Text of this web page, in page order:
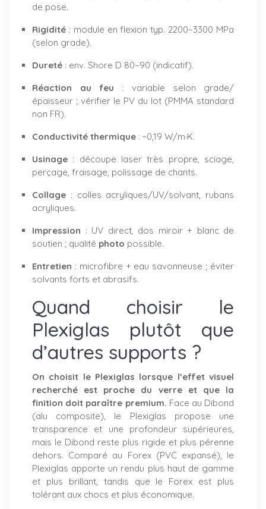
de pose.
Rigidité : module en flexion typ. 2200–3300 MPa
(selon grade).
Dureté : env. Shore D 80–90 (indicatif).
Réaction au feu : variable selon grade/
épaisseur ; vérifier le PV du lot (PMMA standard
non FR).
Conductivité thermique : ~0,19 W/m·K.
Usinage : découpe laser très propre, sciage,
perçage, fraisage, polissage de chants.
Collage : colles acryliques/UV/solvant, rubans
acryliques.
Impression : UV direct, dos miroir + blanc de
soutien ; qualité photo possible.
Entretien : microfibre + eau savonneuse ; éviter
solvants forts et abrasifs.
Quand choisir le
Plexiglas plutôt que
d’autres supports ?
On choisit le Plexiglas lorsque l’effet visuel
recherché est proche du verre et que la
finition doit paraître premium. Face au Dibond
(alu composite), le Plexiglas propose une
transparence et une profondeur supérieures,
mais le Dibond reste plus rigide et plus pérenne
dehors. Comparé au Forex (PVC expansé), le
Plexiglas apporte un rendu plus haut de gamme
et plus brillant, tandis que le Forex est plus
tolérant aux chocs et plus économique.